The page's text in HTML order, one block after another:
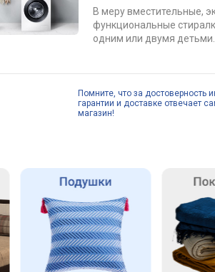
В меру вместительные,
функциональные
одним или двумя детьми.
Помните, что за достоверность
гарантии и доставке отвечает
магазин!